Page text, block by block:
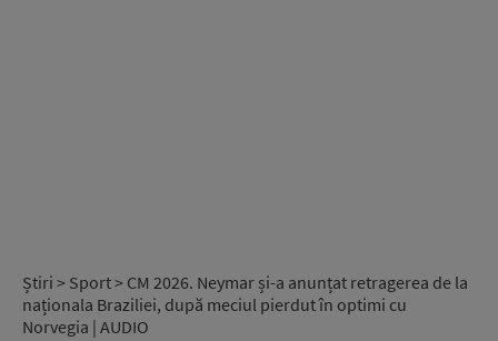
Știri > Sport> CM 2026. Neymar și-a anunțat retragerea de la
naționala Braziliei, după meciul pierdut în optimi cu
Norvegia | AUDIO